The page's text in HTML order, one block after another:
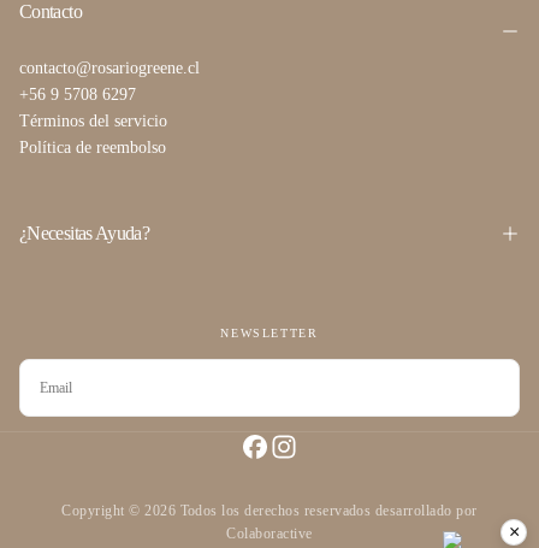
×
Contacto
contacto@rosariogreene.cl
+56 9 5708 6297
Términos del servicio
Política de reembolso
¿Necesitas Ayuda?
NEWSLETTER
CORREO
ELECTRÓNICO
SUSCRIBIRSE
Copyright © 2026 Todos los derechos reservados desarrollado por
Colaboractive